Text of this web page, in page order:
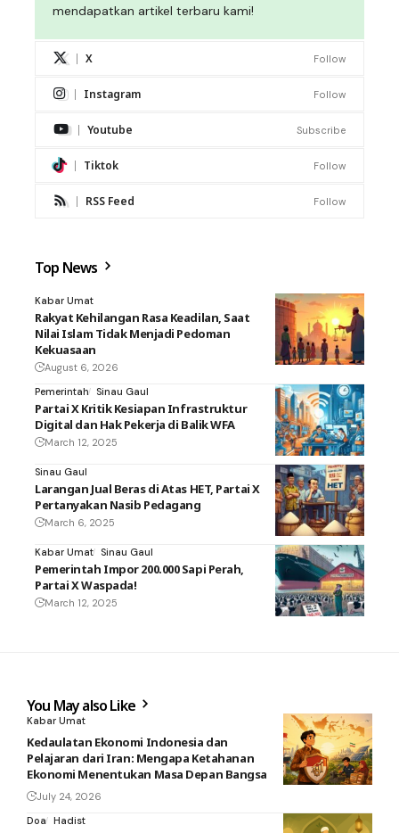
mendapatkan artikel terbaru kami!
X Follow
Instagram Follow
Youtube Subscribe
Tiktok Follow
RSS Feed Follow
Top News
Kabar Umat
Rakyat Kehilangan Rasa Keadilan, Saat
Nilai Islam Tidak Menjadi Pedoman
Kekuasaan
August 6, 2026
Pemerintah
Sinau Gaul
Partai X Kritik Kesiapan Infrastruktur
Digital dan Hak Pekerja di Balik WFA
March 12, 2025
Sinau Gaul
Larangan Jual Beras di Atas HET, Partai X
Pertanyakan Nasib Pedagang
March 6, 2025
Kabar Umat Sinau Gaul
Pemerintah Impor 200.000 Sapi Perah,
Partai X Waspada!
March 12, 2025
You May also Like
Kabar Umat
Kedaulatan Ekonomi Indonesia dan
Pelajaran dari Iran: Mengapa Ketahanan
Ekonomi Menentukan Masa Depan Bangsa
July 24, 2026
Doa Hadist